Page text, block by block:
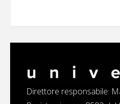
Direttore responsabile: